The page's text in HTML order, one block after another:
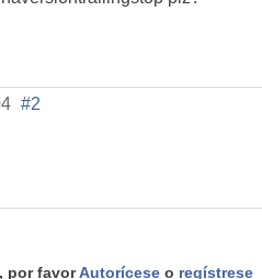
#2
por favorAutorícese o regístrese